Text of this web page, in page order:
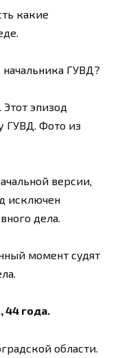
какие
ГУВД?
эпизод
ГУВД. Фото из
версии,
исключен
дела.
момент судят
44 года.
области.